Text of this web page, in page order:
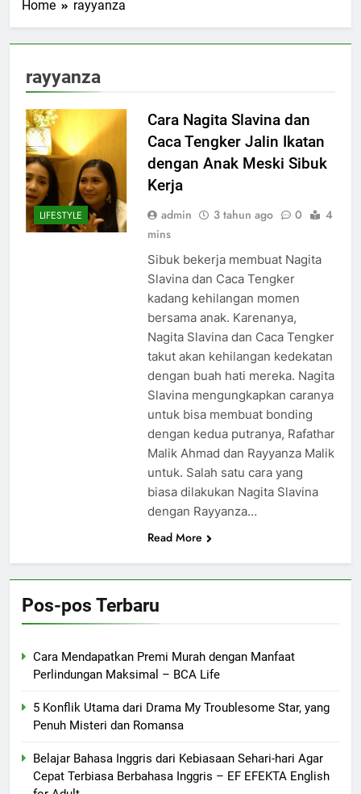
Home rayyanza
rayyanza
LIFESTYLE
Cara Nagita Slavina dan
Caca Tengker Jalin Ikatan
dengan Anak Meski Sibuk
Kerja
admin 3 tahun ago 0
4
mins
Sibuk bekerja membuat Nagita
Slavina dan Caca Tengker
kadang kehilangan momen
bersama anak. Karenanya,
Nagita Slavina dan Caca Tengker
takut akan kehilangan kedekatan
dengan buah hati mereka. Nagita
Slavina mengungkapkan caranya
untuk bisa membuat bonding
dengan kedua putranya, Rafathar
Malik Ahmad dan Rayyanza Malik
untuk. Salah satu cara yang
biasa dilakukan Nagita Slavina
dengan Rayyanza…
Read More
Pos-pos Terbaru
Cara Mendapatkan Premi Murah dengan Manfaat
Perlindungan Maksimal – BCA Life
5 Konflik Utama dari Drama My Troublesome Star, yang
Penuh Misteri dan Romansa
Belajar Bahasa Inggris dari Kebiasaan Sehari-hari Agar
Cepat Terbiasa Berbahasa Inggris – EF EFEKTA English